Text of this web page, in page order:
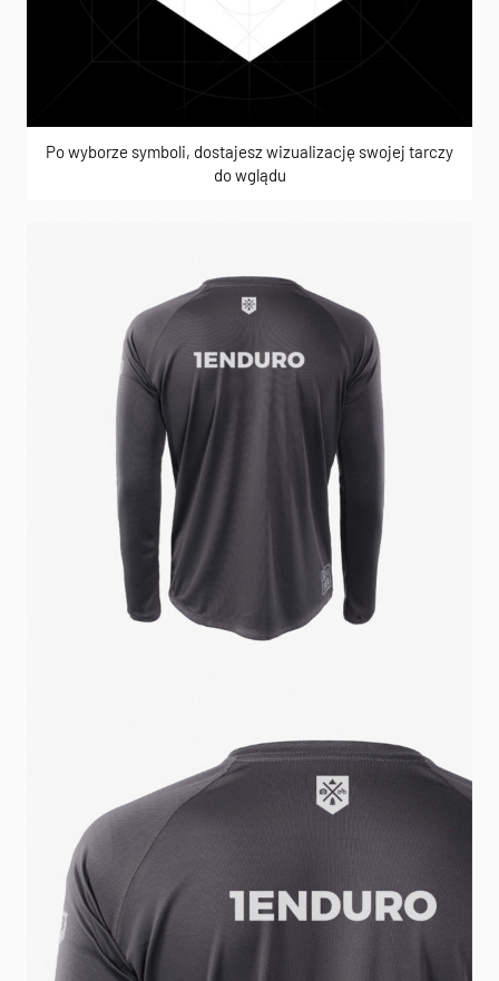
Po wyborze symboli, dostajesz wizualizację swojej tarczy
do wglądu